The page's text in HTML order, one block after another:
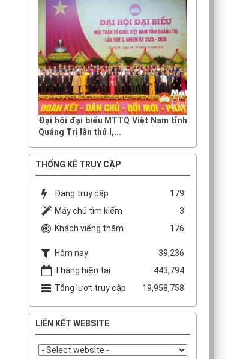
Đại hội đại biểu MTTQ Việt Nam tỉnh
Quảng Trị lần thứ I,...
THỐNG KÊ TRUY CẬP
Đang truy cập
179
Máy chủ tìm kiếm
3
Khách viếng thăm
176
Hôm nay
39,236
Tháng hiện tại
443,794
Tổng lượt truy cập
19,958,758
LIÊN KẾT WEBSITE